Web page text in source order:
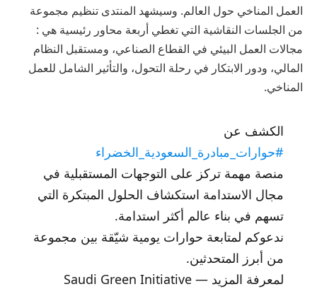
العمل المناخي حول العالم. وسيشهد المنتدى تنظيم مجموعة
من الجلسات النقاشية التي تغطي أربعة محاور رئيسية هي :
مجالات العمل البيئي في القطاع الصناعي، ومستقبل النظام
المالي، ودور الابتكار في رحلة التحول، والتأثير الشامل للعمل
المناخي.
الكشف عن
#حوارات_مبادرة_السعودية_الخضراء
منصة مهمة تركز على التوجهات المستقبلية في
مجال الاستدامة استكشاف الحلول المبتكرة التي
تسهم في بناء عالم أكثر استدامة.​
ندعوكم لمتابعة حوارات يومية شيّقة بين مجموعة
من أبرز المتحدثين.
لمعرفة المزيد — Saudi Green Initiative